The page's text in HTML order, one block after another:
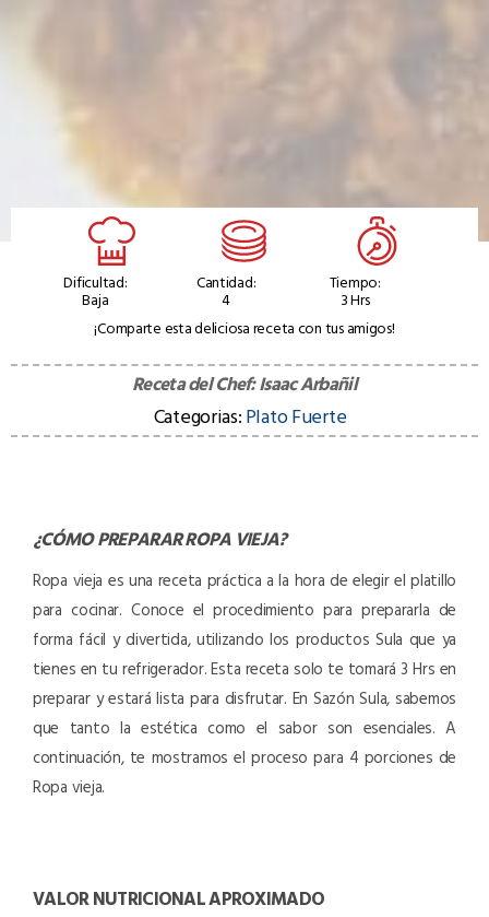
Dificultad:
Baja
Cantidad:
4
Tiempo:
3 Hrs
¡Comparte esta deliciosa receta con tus amigos!
Receta del Chef:Isaac Arbañil
Categorias:Plato Fuerte
¿CÓMO PREPARARROPA VIEJA?
Ropa vieja es una receta práctica a la hora de elegir el platillo
para cocinar. Conoce el procedimiento para prepararla de
forma fácil y divertida, utilizando los productos Sula que ya
tienes en tu refrigerador. Esta receta solo te tomará 3 Hrs en
preparar y estará lista para disfrutar. En Sazón Sula, sabemos
que tanto la estética como el sabor son esenciales. A
continuación, te mostramos el proceso para 4 porciones de
Ropa vieja.
VALOR NUTRICIONAL APROXIMADO